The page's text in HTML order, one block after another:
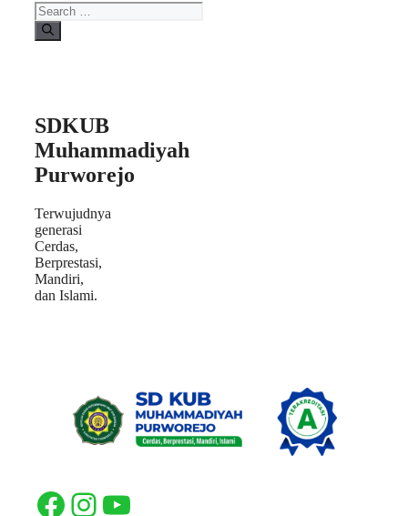
Search
for:
SDKUB
Muhammadiyah
Purworejo
Terwujudnya
generasi
Cerdas,
Berprestasi,
Mandiri,
dan Islami.
Facebook
Instagram
YouTube